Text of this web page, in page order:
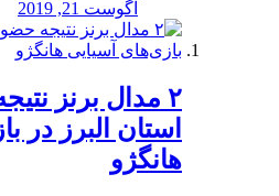
آگوست 21, 2019
استان البرز در
هانگژو